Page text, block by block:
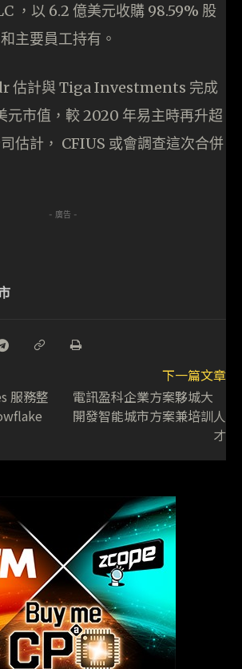
，以 6.2 億美元收購 98.59% 股
主要員工持有。
估計與 Tiga Investments 完成
元市值，較 2020 年易主時再升超
估計， CFIUS 或會調查這次合併
- 廣告 -
服務整
下一篇文章
電訊盈科企業方案夥城大
開發智能城市方案兼培訓人
才